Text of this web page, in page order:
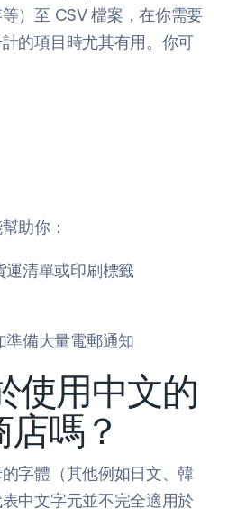
等）至 CSV 檔案，在你需要
的項目時尤其有用。你可
助你：
清單或印刷標籤
備大量電郵通知
使用中文的
嗎？
字體（其他例如日文、韓
中文字元並不完全適用於